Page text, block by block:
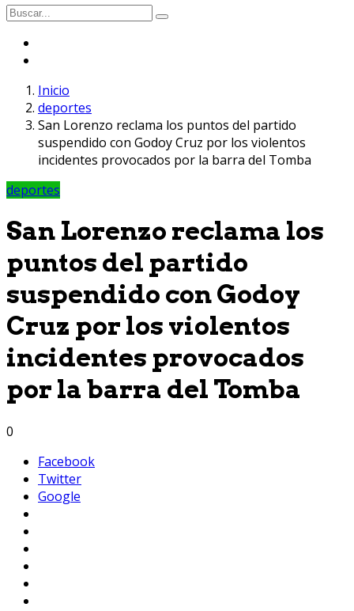
Inicio
deportes
San Lorenzo reclama los puntos del partido
suspendido con Godoy Cruz por los violentos
incidentes provocados por la barra del Tomba
deportes
San Lorenzo reclama los
puntos del partido
suspendido con Godoy
Cruz por los violentos
incidentes provocados
por la barra del Tomba
0
Facebook
Twitter
Google